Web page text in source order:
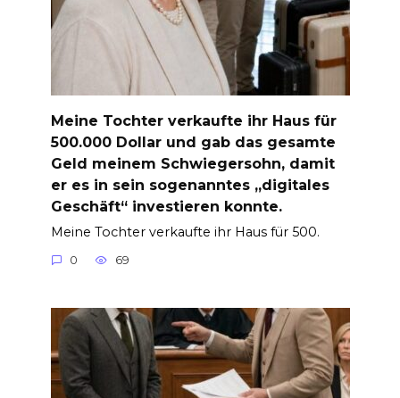
Meine Tochter verkaufte ihr Haus für
500.000 Dollar und gab das gesamte
Geld meinem Schwiegersohn, damit
er es in sein sogenanntes „digitales
Geschäft“ investieren konnte.
Meine Tochter verkaufte ihr Haus für 500.
0 69